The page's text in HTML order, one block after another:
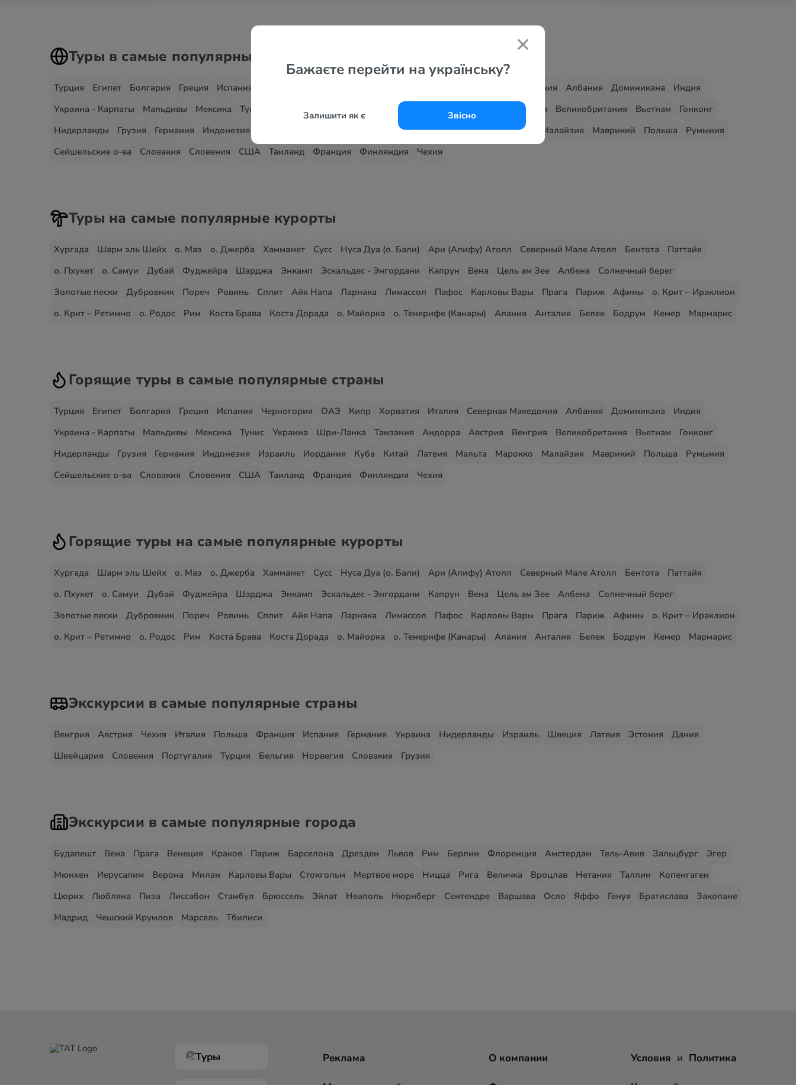
Бажаєте перейти на українську?
Залишити як є Звісно
Туры в самые популярные страны
Турция Египет Болгария Греция Испания Северная Македония Албания Доминикана
Индия
Украина - Карпаты
Мальдивы Мексика Тунис Украина Танзания Андорра Венгрия Великобритания Вьетнам
Гонконг
Нидерланды
Грузия Германия Индонезия Китай Латвия Мальта Марокко Малайзия Маврикий Польша
Румыния
Сейшельские о-ва
Словакия Словения США Таиланд Франция Финляндия Чехия
Туры на самые популярные курорты
Хургада Шарм эль Шейх о. Маэ о. Джерба Хаммамет Сусс Нуса Дуа (о. Бали) Ари (Алифу) Атолл Северный Мале Атолл Бентота
Паттайя
о. Пхукет
о. Самуи Дубай Фуджейра Шарджа Энкамп Эскальдес - Энгордани Капрун Вена Цель ам Зее Албена
Солнечный берег
Золотые пески
Дубровник Пореч Ровинь Сплит Айя Напа Ларнака Лимассол Пафос Карловы Вары Прага Париж Афины
о. Крит – Ираклион
о. Крит – Ретимно
о. Родос Рим Коста Брава Коста Дорада о. Майорка о. Тенерифе (Канары) Алания Анталия Белек Бодрум Кемер Мармарис
Горящие туры в самые популярные страны
Турция Египет Болгария Греция Испания Черногория ОАЭ Кипр Хорватия Италия Северная Македония Албания Доминикана
Индия
Украина - Карпаты
Мальдивы Мексика Тунис Украина Шри-Ланка Танзания Андорра Австрия Венгрия Великобритания Вьетнам
Гонконг
Нидерланды
Грузия Германия Индонезия Израиль Иордания Куба Китай Латвия Мальта Марокко Малайзия Маврикий Польша
Румыния
Сейшельские о-ва
Словакия Словения США Таиланд Франция Финляндия Чехия
Горящие туры на самые популярные курорты
Хургада Шарм эль Шейх о. Маэ о. Джерба Хаммамет Сусс Нуса Дуа (о. Бали) Ари (Алифу) Атолл Северный Мале Атолл Бентота
Паттайя
о. Пхукет
о. Самуи Дубай Фуджейра Шарджа Энкамп Эскальдес - Энгордани Капрун Вена Цель ам Зее Албена
Солнечный берег
Золотые пески
Дубровник Пореч Ровинь Сплит Айя Напа Ларнака Лимассол Пафос Карловы Вары Прага Париж Афины
о. Крит – Ираклион
о. Крит – Ретимно
о. Родос Рим Коста Брава Коста Дорада о. Майорка о. Тенерифе (Канары) Алания Анталия Белек Бодрум Кемер Мармарис
Экскурсии в самые популярные страны
Венгрия Австрия Чехия Италия Польша Франция Испания Германия Украина Нидерланды Израиль Швеция Латвия Эстония
Дания
Швейцария
Словения Португалия Турция Бельгия Норвегия Словакия Грузия
Экскурсии в самые популярные города
Будапешт Вена Прага Венеция Краков Париж Барселона Дрезден Львов Рим Берлин Флоренция Амстердам Тель-Авив Зальцбург
Эгер
Мюнхен
Иерусалим Верона Милан Карловы Вары Стокгольм Мертвое море Ницца Рига Величка Вроцлав Нетания Таллин
Копенгаген
Цюрих
Любляна Пиза Лиссабон Стамбул Брюссель Эйлат Неаполь Нюрнберг Сентендре Варшава Осло Яффо Генуя Братислава
Закопане
Мадрид
Чешский Крумлов Марсель Тбилиси
Туры Реклама О компании Условия и Политика